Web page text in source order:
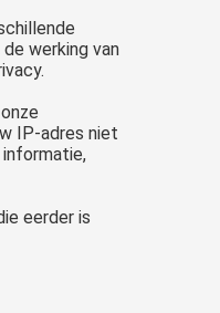
werking van
IP-adres niet
eerder is